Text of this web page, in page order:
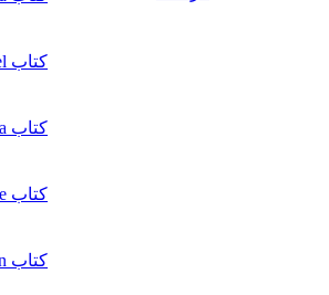
کتاب Decibel
کتاب Adomania
کتاب Adosphere
کتاب Generation